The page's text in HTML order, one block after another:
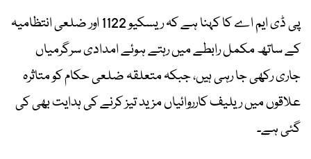
پی ڈی ایم اے کا کہنا ہے کہ ریسکیو 1122 اور ضلعی انتظامیہ
کے ساتھ مکمل رابطے میں رہتے ہوئے امدادی سرگرمیاں
جاری رکھی جا رہی ہیں، جبکہ متعلقہ ضلعی حکام کو متاثرہ
علاقوں میں ریلیف کارروائیاں مزید تیز کرنے کی ہدایت بھی کی
گئی ہے۔